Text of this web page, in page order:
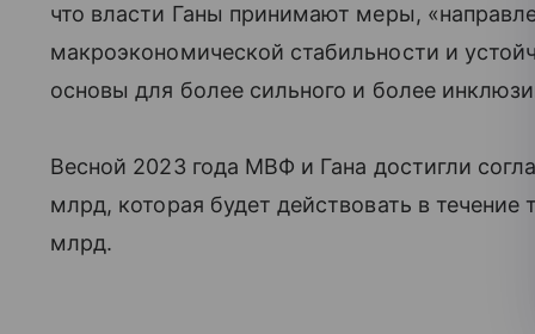
что власти Ганы принимают меры,
макроэкономической стабильности и
основы для более сильного и более
Весной 2023 года МВФ и Гана достигли
млрд, которая будет действовать в течение
млрд.